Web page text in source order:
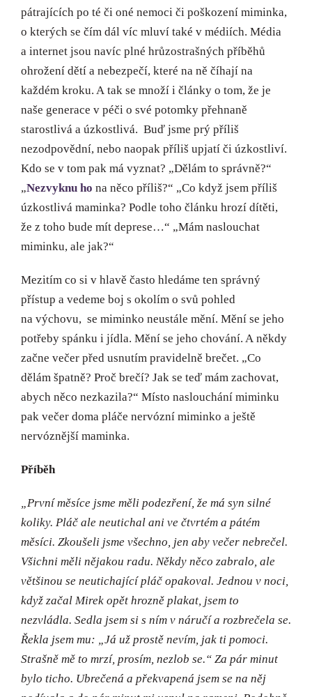
pátrajících po té či oné nemoci či poškození miminka,
o kterých se čím dál víc mluví také v médiích. Média
a internet jsou navíc plné hrůzostrašných příběhů
ohrožení dětí a nebezpečí, které na ně číhají na
každém kroku. A tak se množí i články o tom, že je
naše generace v péči o své potomky přehnaně
starostlivá a úzkostlivá. Buď jsme prý příliš
nezodpovědní, nebo naopak příliš upjatí či úzkostliví.
Kdo se v tom pak má vyznat? „Dělám to správně?“
„Nezvyknu ho na něco příliš?“ „Co když jsem příliš
úzkostlivá maminka? Podle toho článku hrozí dítěti,
že z toho bude mít deprese…“ „Mám naslouchat
miminku, ale jak?“
Mezitím co si v hlavě často hledáme ten správný
přístup a vedeme boj s okolím o svů pohled
na výchovu, se miminko neustále mění. Mění se jeho
potřeby spánku i jídla. Mění se jeho chování. A někdy
začne večer před usnutím pravidelně brečet. „Co
dělám špatně? Proč brečí? Jak se teď mám zachovat,
abych něco nezkazila?“ Místo naslouchání miminku
pak večer doma pláče nervózní miminko a ještě
nervóznější maminka.
Příběh
„První měsíce jsme měli podezření, že má syn silné
koliky. Pláč ale neutichal ani ve čtvrtém a pátém
měsíci. Zkoušeli jsme všechno, jen aby večer nebrečel.
Všichni měli nějakou radu. Někdy něco zabralo, ale
většinou se neutichající pláč opakoval. Jednou v noci,
když začal Mirek opět hrozně plakat, jsem to
nezvládla. Sedla jsem si s ním v náručí a rozbrečela se.
Řekla jsem mu: „Já už prostě nevím, jak ti pomoci.
Strašně mě to mrzí, prosím, nezlob se.“ Za pár minut
bylo ticho. Ubrečená a překvapená jsem se na něj